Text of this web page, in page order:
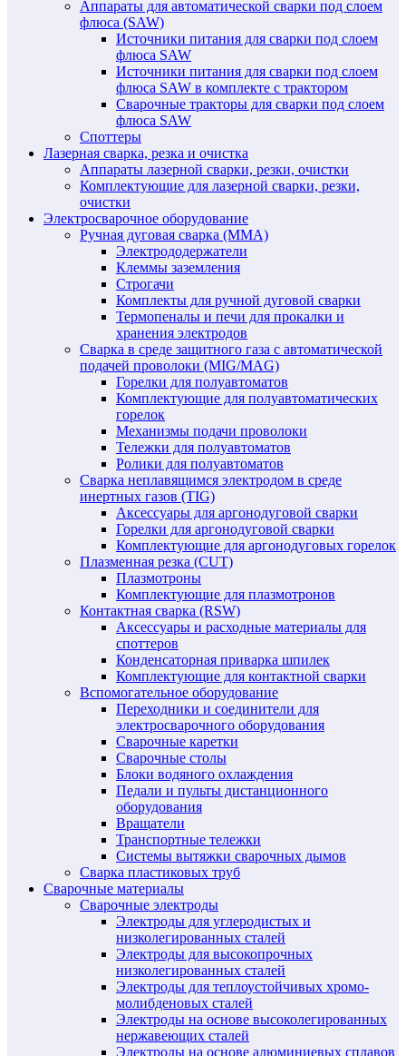
Аппараты для автоматической сварки под слоем
флюса (SAW)
Источники питания для сварки под слоем
флюса SAW
Источники питания для сварки под слоем
флюса SAW в комплекте с трактором
Сварочные тракторы для сварки под слоем
флюса SAW
Споттеры
Лазерная сварка, резка и очистка
Аппараты лазерной сварки, резки, очистки
Комплектующие для лазерной сварки, резки,
очистки
Электросварочное оборудование
Ручная дуговая сварка (MMA)
Электрододержатели
Клеммы заземления
Строгачи
Комплекты для ручной дуговой сварки
Термопеналы и печи для прокалки и
хранения электродов
Сварка в среде защитного газа с автоматической
подачей проволоки (MIG/MAG)
Горелки для полуавтоматов
Комплектующие для полуавтоматических
горелок
Механизмы подачи проволоки
Тележки для полуавтоматов
Ролики для полуавтоматов
Сварка неплавящимся электродом в среде
инертных газов (TIG)
Аксессуары для аргонодуговой сварки
Горелки для аргонодуговой сварки
Комплектующие для аргонодуговых горелок
Плазменная резка (CUT)
Плазмотроны
Комплектующие для плазмотронов
Контактная сварка (RSW)
Аксессуары и расходные материалы для
споттеров
Конденсаторная приварка шпилек
Комплектующие для контактной сварки
Вспомогательное оборудование
Переходники и соединители для
электросварочного оборудования
Сварочные каретки
Сварочные столы
Блоки водяного охлаждения
Педали и пульты дистанционного
оборудования
Вращатели
Транспортные тележки
Системы вытяжки сварочных дымов
Сварка пластиковых труб
Сварочные материалы
Сварочные электроды
Электроды для углеродистых и
низколегированных сталей
Электроды для высокопрочных
низколегированных сталей
Электроды для теплоустойчивых хромо-
молибденовых сталей
Электроды на основе высоколегированных
нержавеющих сталей
Электроды на основе алюминиевых сплавов